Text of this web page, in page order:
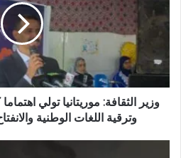
وزير الثقافة: موريتانيا تولي
وترقية اللغات الوطنية